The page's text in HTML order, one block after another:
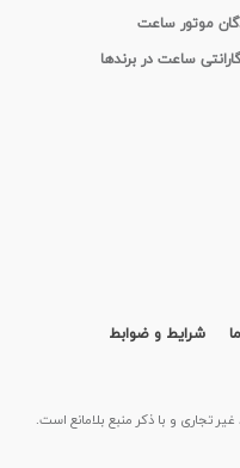
موتور ساعت
ساعت در برندها
شرایط و ضوابط
تجاری و با ذکر منبع بلامانع است.